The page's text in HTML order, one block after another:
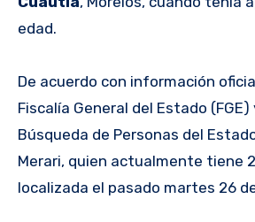
edad.
De acuerdo con información
Fiscalía General del Estado (FGE)
Búsqueda de Personas del
Merari, quien actualmente tiene
localizada el pasado martes 26